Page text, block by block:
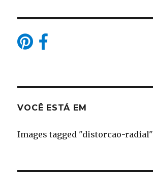
VOCÊ ESTÁ EM
Images tagged "distorcao-radial"